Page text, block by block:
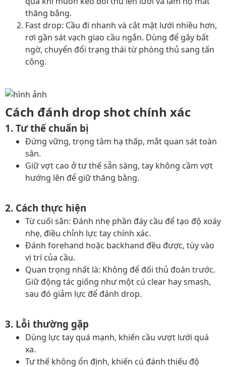
thăng bằng.
Fast drop: Cầu đi nhanh và cắt mặt lưới nhiều hơn,
rơi gần sát vạch giao cầu ngắn. Dùng để gây bất
ngờ, chuyển đổi trạng thái từ phòng thủ sang tấn
công.
Cách đánh drop shot chính xác
1. Tư thế chuẩn bị
Đứng vững, trọng tâm hạ thấp, mắt quan sát toàn
sân.
Giữ vợt cao ở tư thế sẵn sàng, tay không cầm vợt
hướng lên để giữ thăng bằng.
2. Cách thực hiện
Từ cuối sân: Đánh nhẹ phần đáy cầu để tạo độ xoáy
nhẹ, điều chỉnh lực tay chính xác.
Đánh forehand hoặc backhand đều được, tùy vào
vị trí của cầu.
Quan trọng nhất là: Không để đối thủ đoán trước.
Giữ động tác giống như một cú clear hay smash,
sau đó giảm lực để đánh drop.
3. Lỗi thường gặp
Dùng lực tay quá mạnh, khiến cầu vượt lưới quá
xa.
Tư thế không ổn định, khiến cú đánh thiếu độ